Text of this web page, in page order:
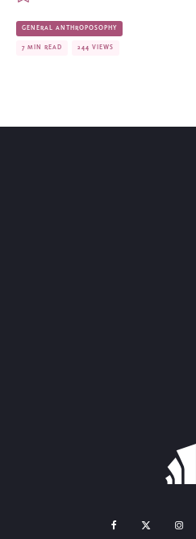
GENERAL ANTHROPOSOPHY
7 MIN READ 244 VIEWS